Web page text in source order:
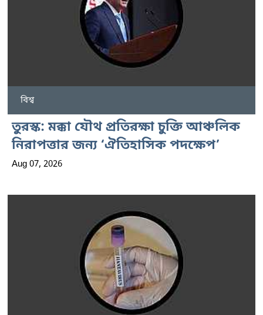
বিশ্ব
তুরস্ক: মক্কা যৌথ প্রতিরক্ষা চুক্তি আঞ্চলিক
নিরাপত্তার জন্য ‘ঐতিহাসিক পদক্ষেপ’
Aug 07, 2026